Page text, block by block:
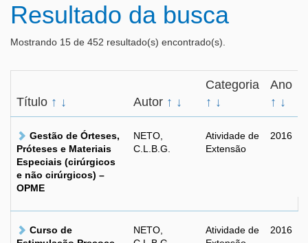
Resultado da busca
Mostrando 15 de 452 resultado(s) encontrado(s).
Título ↑ ↓ Autor ↑ ↓
Categoria
↑ ↓
Ano
↑ ↓
Gestão de Órteses,
Próteses e Materiais
Especiais (cirúrgicos
e não cirúrgicos) –
OPME
NETO,
C.L.B.G.
Atividade de
Extensão
2016
Curso de
NETO,
Atividade de
2016